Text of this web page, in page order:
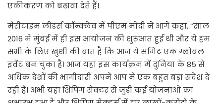
एकीकरण को बढ़ावा देते हैं।
मैरीटाइम लीडर्स कॉन्क्लेव में पीएम मोदी ने आगे कहा, “साल
2016 में मुंबई में ही इस आयोजन की शुरूआत हुई थी और ये हम
सभी के लिए खुशी की बात है कि आज ये समिट एक ग्लोबल
इवेंट बन चुका है। आज यहां इस कार्यक्रम में दुनिया के 85 से
अधिक देशों की भागीदारी अपने आप में एक बहुत बड़ा संदेश दे
रही है। अभी यहां शिपिंग सेक्टर से जुड़ी कई योजनाओं का